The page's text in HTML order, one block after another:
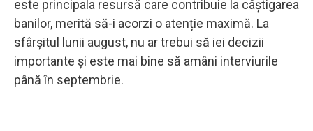
este principala resursă care contribuie la câștigarea
banilor, merită să-i acorzi o atenție maximă. La
sfârșitul lunii august, nu ar trebui să iei decizii
importante și este mai bine să amâni interviurile
până în septembrie.